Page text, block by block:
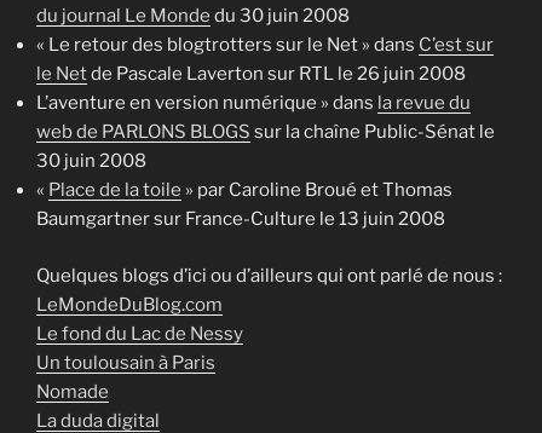
du journal Le Monde du 30 juin 2008
« Le retour des blogtrotters sur le Net » dans C’est sur
le Netde Pascale Laverton sur RTL le 26 juin 2008
L’aventure en version numérique » dans la revue du
web de PARLONS BLOGS sur la chaîne Public-Sénat le
30 juin 2008
« Place de la toile » par Caroline Broué et Thomas
Baumgartner sur France-Culture le 13 juin 2008
Quelques blogs d’ici ou d’ailleurs qui ont parlé de nous :
LeMondeDuBlog.com
Le fond du Lac de Nessy
Un toulousain à Paris
Nomade
La duda digital